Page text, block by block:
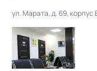
ул. Марата, д. 69, корпус